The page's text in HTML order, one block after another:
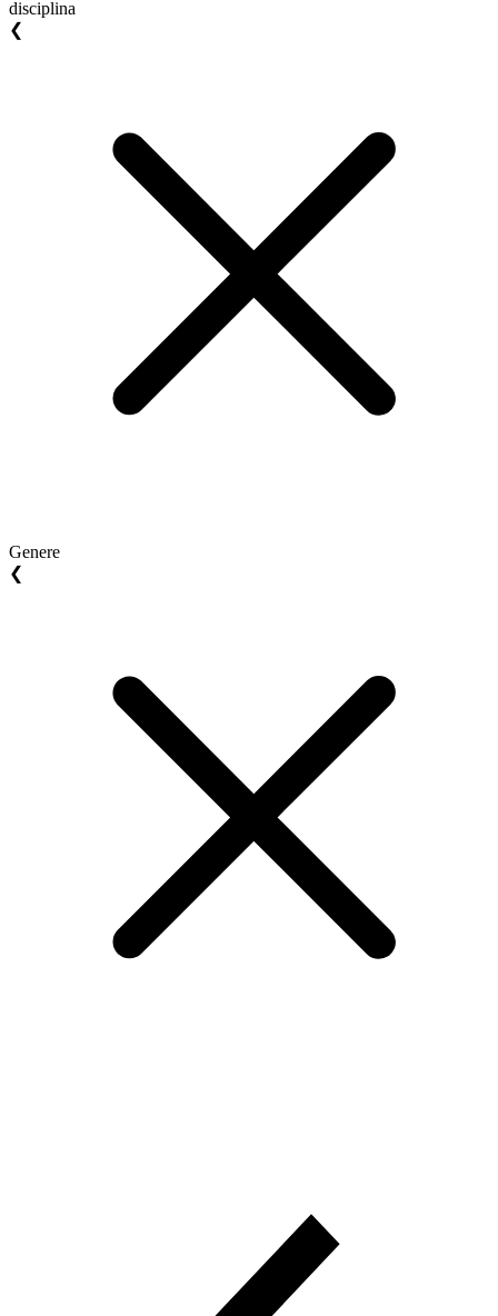
disciplina
❮
Genere
❮